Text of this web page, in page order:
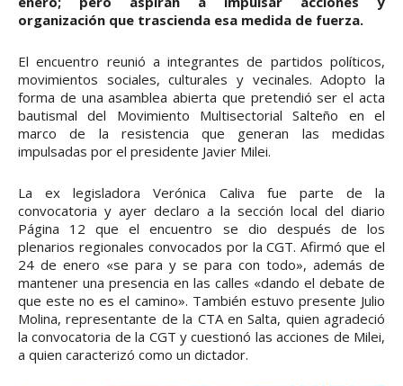
organización que trascienda esa medida de fuerza.
El encuentro reunió a integrantes de partidos políticos,
movimientos sociales, culturales y vecinales. Adopto la
forma de una asamblea abierta que pretendió ser el acta
bautismal del Movimiento Multisectorial Salteño en el
marco de la resistencia que generan las medidas
impulsadas por el presidente Javier Milei.
La ex legisladora Verónica Caliva fue parte de la
convocatoria y ayer declaro a la sección local del diario
Página 12 que el encuentro se dio después de los
plenarios regionales convocados por la CGT. Afirmó que el
24 de enero «se para y se para con todo», además de
mantener una presencia en las calles «dando el debate de
que este no es el camino». También estuvo presente Julio
Molina, representante de la CTA en Salta, quien agradeció
la convocatoria de la CGT y cuestionó las acciones de Milei,
a quien caracterizó como un dictador.